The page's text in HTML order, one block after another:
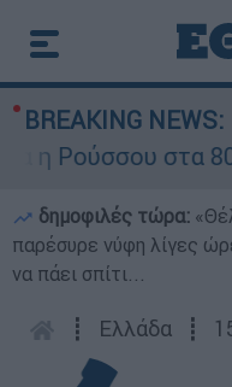
BREAKING NEWS:
στα 800
δημοφιλές τώρα:
παρέσυρε νύφη λίγες
να πάει σπίτι...
┋ Ελλάδα ┋